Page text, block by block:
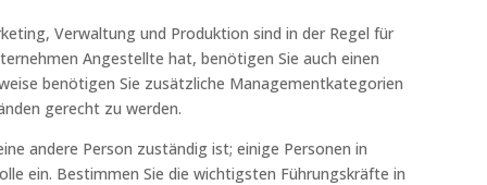
Verwaltung und Produktion sind in der Regel für
Angestellte hat, benötigen Sie auch einen
benötigen Sie zusätzliche Managementkategorien
gerecht zu werden.
andere Person zuständig ist; einige Personen in
ein. Bestimmen Sie die wichtigsten Führungskräfte in